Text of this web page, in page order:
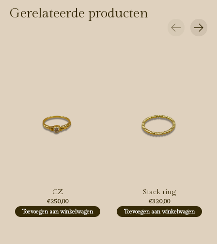
Gerelateerde producten
CZ
€250,00
Toevoegen aan winkelwagen
Stack ring
€320,00
Toevoegen aan winkelwagen